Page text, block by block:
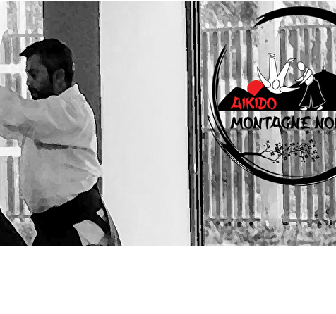
Menu
?>
Images de la page d'accueil
Cliquez pour éditer